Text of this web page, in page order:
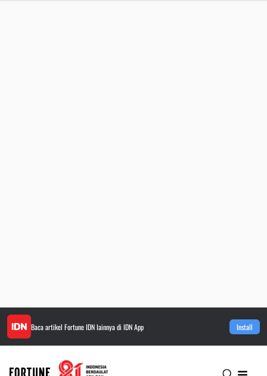
Baca artikel Fortune IDNlainnya di IDN App Install